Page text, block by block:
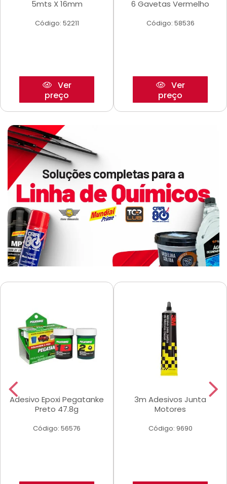
5mts X 16mm
Código: 52211
Ver
preço
6 Gavetas Vermelho
Código: 58536
Ver
preço
Adesivo Epoxi Pegatanke
Preto 47.8g
Código: 56576
3m Adesivos Junta
Motores
Código: 9690